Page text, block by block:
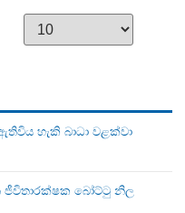
හැකි බාධා වළක්වා
ජීවිතාරක්ෂක බෝට්ටු නිල